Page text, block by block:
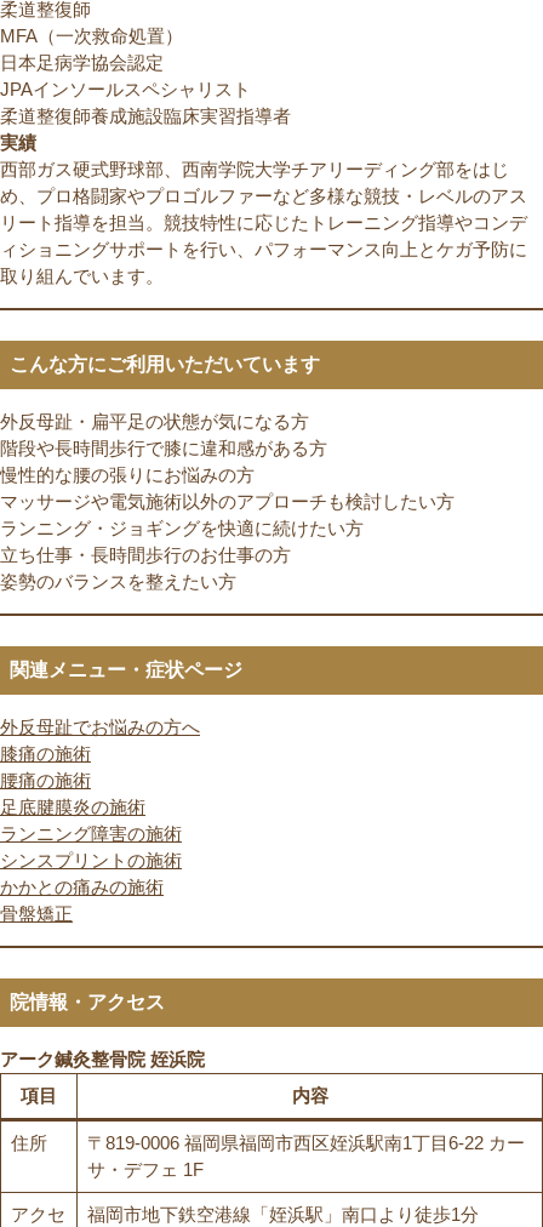
柔道整復師
MFA（一次救命処置）
日本足病学協会認定
JPAインソールスペシャリスト
柔道整復師養成施設臨床実習指導者
実績
西部ガス硬式野球部、西南学院大学チアリーディング部をはじ
め、プロ格闘家やプロゴルファーなど多様な競技・レベルのアス
リート指導を担当。競技特性に応じたトレーニング指導やコンデ
ィショニングサポートを行い、パフォーマンス向上とケガ予防に
取り組んでいます。
こんな方にご利用いただいています
外反母趾・扁平足の状態が気になる方
階段や長時間歩行で膝に違和感がある方
慢性的な腰の張りにお悩みの方
マッサージや電気施術以外のアプローチも検討したい方
ランニング・ジョギングを快適に続けたい方
立ち仕事・長時間歩行のお仕事の方
姿勢のバランスを整えたい方
関連メニュー・症状ページ
外反母趾でお悩みの方へ
膝痛の施術
腰痛の施術
足底腱膜炎の施術
ランニング障害の施術
シンスプリントの施術
かかとの痛みの施術
骨盤矯正
院情報・アクセス
アーク鍼灸整骨院 姪浜院
項目
内容
住所
〒819-0006 福岡県福岡市西区姪浜駅南1丁目6-22 カー
サ・デフェ 1F
アクセ
福岡市地下鉄空港線「姪浜駅」南口より徒歩1分